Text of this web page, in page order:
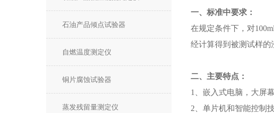
石油产品倾点试验器
自燃温度测定仪
铜片腐蚀试验器
蒸发残留量测定仪
一、标准中要求：
在规定条件下，对
经计算得到被测试样的
二、主要特点：
1、嵌入式电脑，大屏
2、单片机和智能控制